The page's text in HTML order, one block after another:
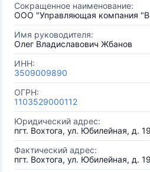
Сокращенное наименование:
ООО "Управляющая компания
Имя руководителя:
Олег Владиславович Жбанов
ИНН:
3509009890
ОГРН:
1103529000112
Юридический адрес:
пгт. Вохтога, ул. Юбилейная, д.
Фактический адрес:
пгт. Вохтога, ул. Юбилейная, д.